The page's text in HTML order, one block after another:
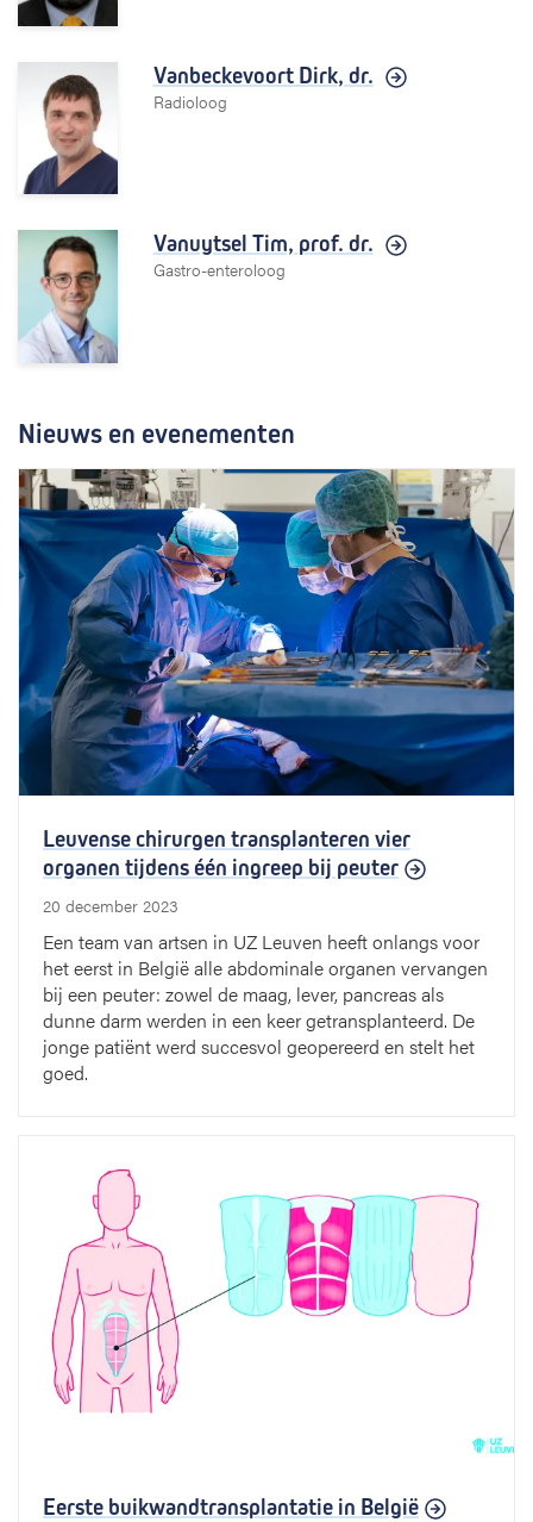
Vanbeckevoort Dirk, dr.
Radioloog
Vanuytsel Tim, prof. dr.
Gastro-enteroloog
Nieuws en evenementen
Leuvense chirurgen transplanteren vier
organen tijdens één ingreep bij peuter
20 december 2023
Een team van artsen in UZ Leuven heeft onlangs voor
het eerst in België alle abdominale organen vervangen
bij een peuter: zowel de maag, lever, pancreas als
dunne darm werden in een keer getransplanteerd. De
jonge patiënt werd succesvol geopereerd en stelt het
goed.
Eerste buikwandtransplantatie in België